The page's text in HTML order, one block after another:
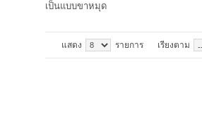
ติดต่อเรา
เป็นแบบขาหมุด
เรียงตาม
แสดง รายการ